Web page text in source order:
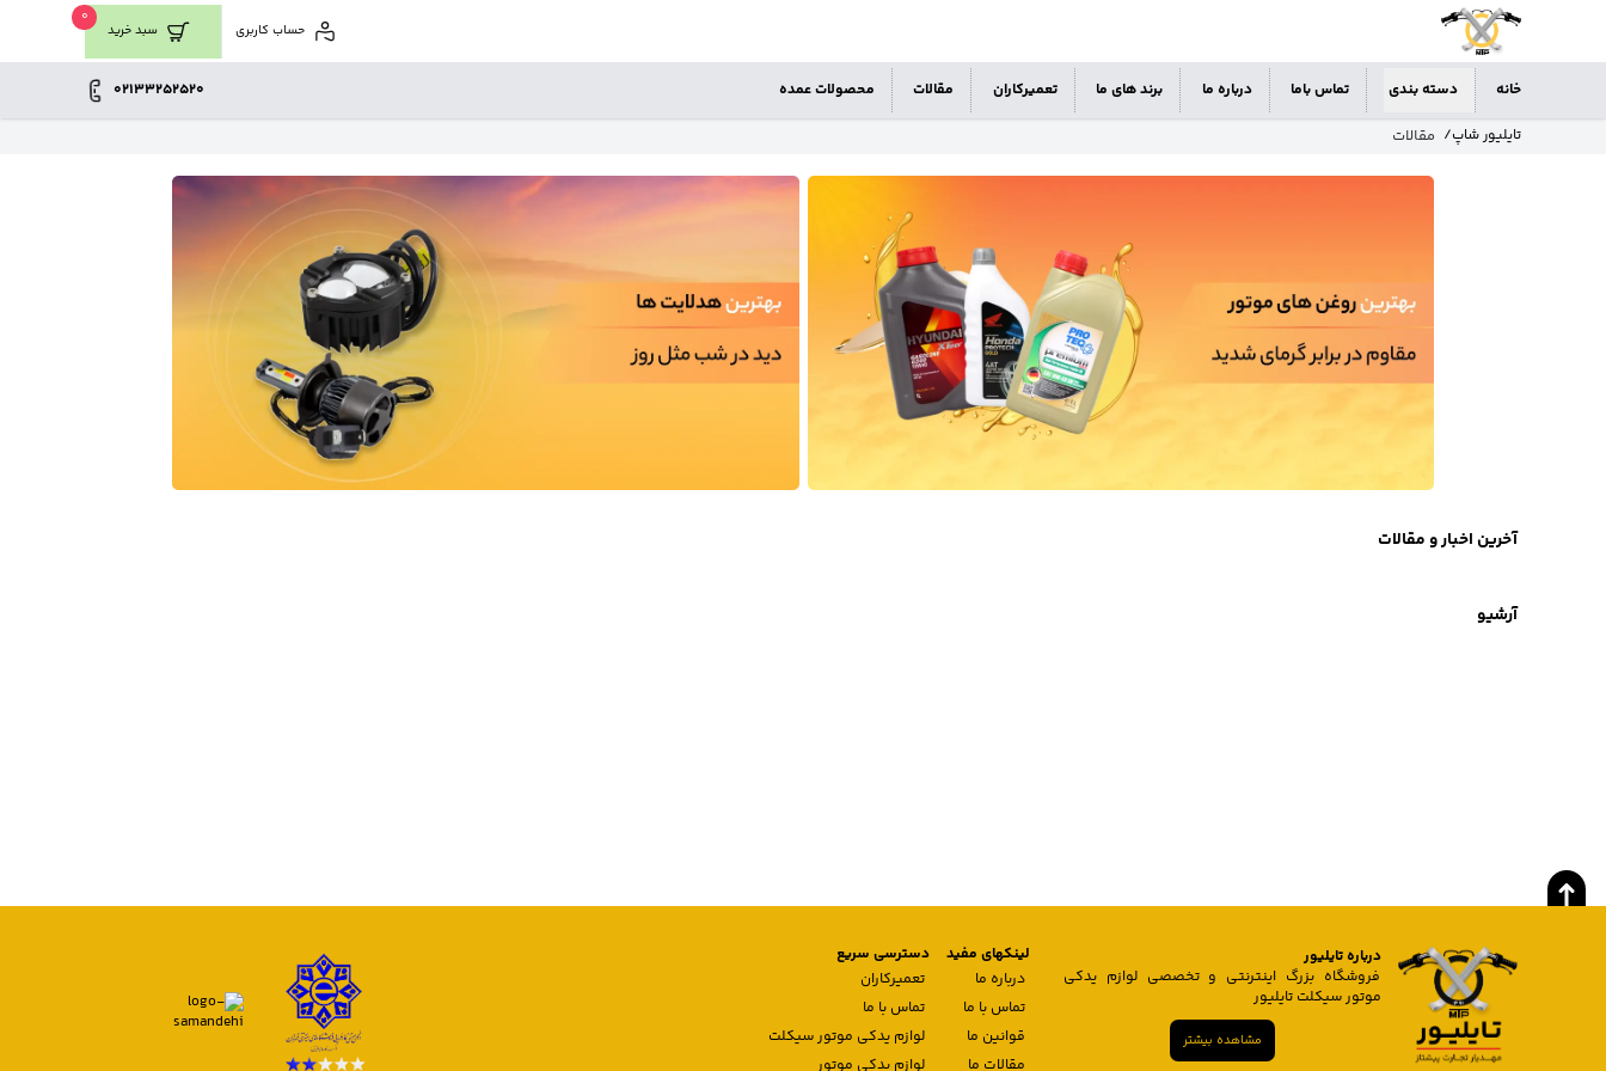
سبد خرید
0
حساب کاربری
خانه دسته بندی تماس باما درباره ما برند های ما تعمیرکاران مقالات محصولات عمده
02133252520
تایلیور شاپ/ مقالات
آخرین اخبار و مقالات
آرشیو
درباره تایلیور
فروشگاه بزرگ اینترنتی و تخصصی لوازم یدکی
موتور سیکلت تایلیور
مشاهده بیشتر
لینکهای مفید
درباره ما
تماس با ما
قوانین ما
مقالات ما
دسترسی سریع
تعمیرکاران
تماس با ما
لوازم یدکی موتور سیکلت
لوازم یدکی موتور